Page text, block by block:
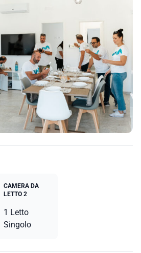
CAMERA DA
LETTO 2
1 Letto
Singolo